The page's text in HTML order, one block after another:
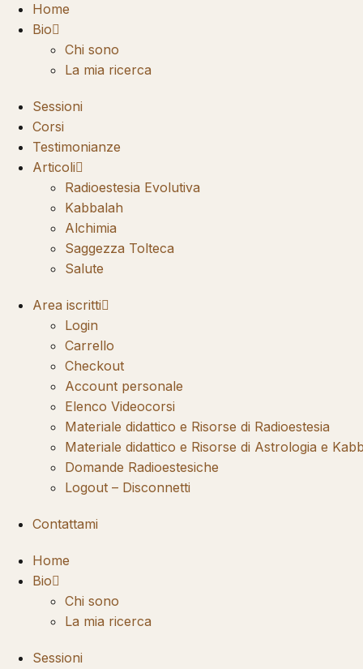
Home
Bio
Chi sono
La mia ricerca
Sessioni
Corsi
Testimonianze
Articoli
Radioestesia Evolutiva
Kabbalah
Alchimia
Saggezza Tolteca
Salute
Area iscritti
Login
Carrello
Checkout
Account personale
Elenco Videocorsi
Materiale didattico e Risorse di Radioestesia
Materiale didattico e Risorse di Astrologia e
Domande Radioestesiche
Logout – Disconnetti
Contattami
Home
Bio
Chi sono
La mia ricerca
Sessioni